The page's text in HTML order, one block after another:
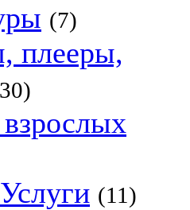
(7)
плееры,
(11)